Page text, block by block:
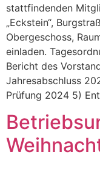
stattfindenden
„Eckstein“,
Obergeschoss,
einladen.
Bericht des
Jahresabschluss
Prüfung 2024 5)